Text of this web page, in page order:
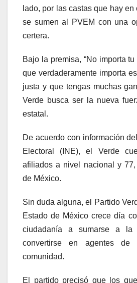
lado, por las castas que hay
se sumen al PVEM con una
certera.
Bajo la premisa, “No importa
que verdaderamente importa
justa y que tengas muchas
Verde busca ser la nueva
estatal.
De acuerdo con información
Electoral (INE), el Verde
afiliados a nivel nacional y
de México.
Sin duda alguna, el Partido
Estado de México crece día
ciudadanía a sumarse a la
convertirse en agentes de
comunidad.
El partido precisó que los